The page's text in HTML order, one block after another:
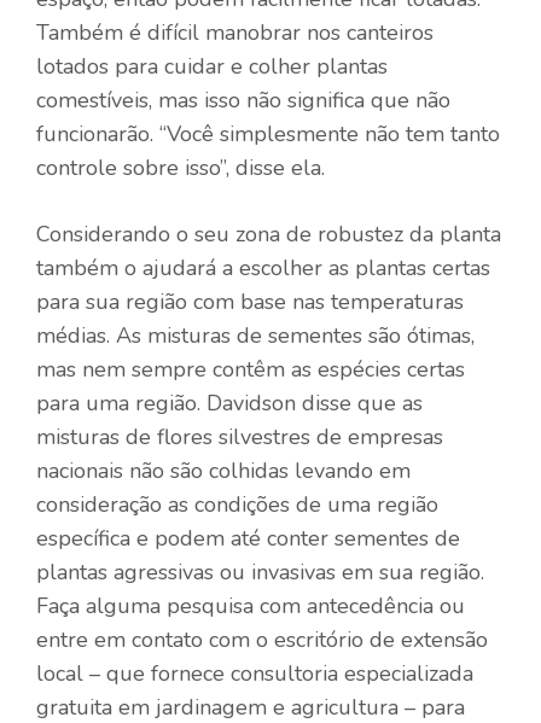
Também é difícil manobrar nos canteiros
lotados para cuidar e colher plantas
comestíveis, mas isso não significa que não
funcionarão. “Você simplesmente não tem tanto
controle sobre isso”, disse ela.
Considerando o seu zona de robustez da planta
também o ajudará a escolher as plantas certas
para sua região com base nas temperaturas
médias. As misturas de sementes são ótimas,
mas nem sempre contêm as espécies certas
para uma região. Davidson disse que as
misturas de flores silvestres de empresas
nacionais não são colhidas levando em
consideração as condições de uma região
específica e podem até conter sementes de
plantas agressivas ou invasivas em sua região.
Faça alguma pesquisa com antecedência ou
entre em contato com o escritório de extensão
local – que fornece consultoria especializada
gratuita em jardinagem e agricultura – para